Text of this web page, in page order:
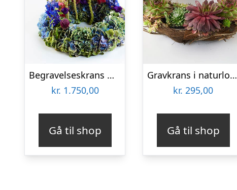
Begravelseskrans med hortensia og farverige detaljer – Blomster til begravelse
kr. 1.750,00
Gå til shop
Gravkrans i naturlook – Blomster til begravelse
kr. 295,00
Gå til shop